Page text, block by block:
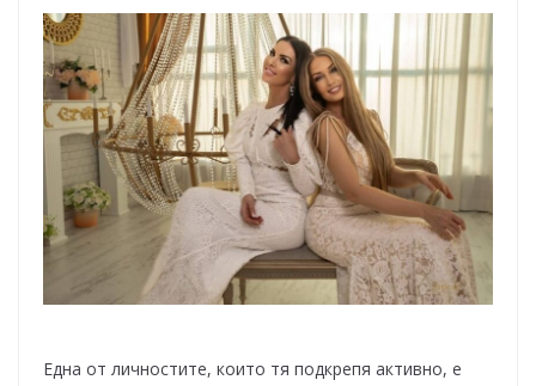
Една от личностите, които тя подкрепя активно, е